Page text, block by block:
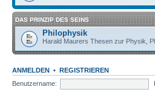
DAS PRINZIP DES SEINS
Philophysik
Harald Maurers Thesen zur Physik,
ANMELDEN • REGISTRIEREN
Benutzername: